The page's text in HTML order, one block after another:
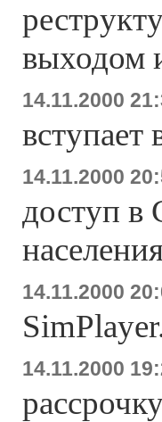
выходом
14.11.2000
вступает
14.11.2000
доступ в
14.11.2000
14.11.2000